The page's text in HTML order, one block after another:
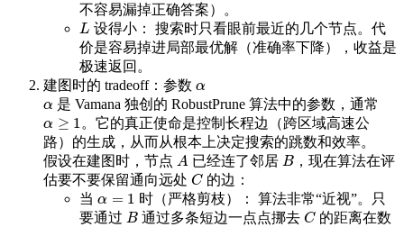
不容易漏掉正确答案）。
L
L 设得小： 搜索时只看眼前最近的几个节点。代
价是容易掉进局部最优解（准确率下降），收益是
极速返回。
建图时的 tradeoff：参数 α
α
α
α 是 Vamana 独创的 RobustPrune 算法中的参数，通常
α ≥ 1
α≥ 1
。它的真正使命是控制长程边（跨区域高速公
路）的生成，从而从根本上决定搜索的跳数和效率。
假设在建图时，节点 A
A 已经连了邻居 B
B ，现在算法在评
估要不要保留通向远处 C
C 的边：
当 α = 1
α= 1
时（严格剪枝）： 算法非常“近视”。只
要通过 B
B 通过多条短边一点点挪去C
C 的距离在数